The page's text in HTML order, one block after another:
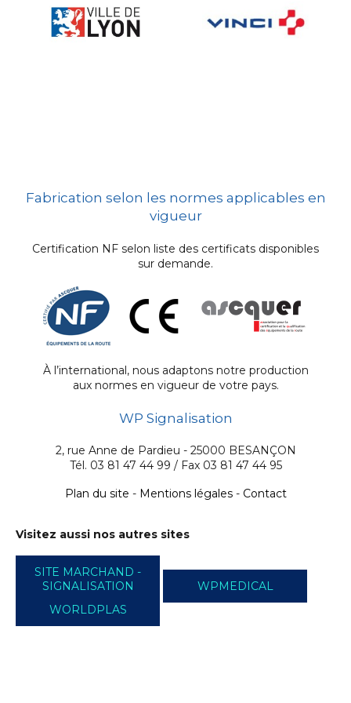
Fabrication selon les normes applicables en
vigueur
Certification NF selon liste des certificats disponibles
sur demande.
À l’international, nous adaptons notre production
aux normes en vigueur de votre pays.
WP Signalisation
2, rue Anne de Pardieu - 25000 BESANÇON
Tél. 03 81 47 44 99 / Fax 03 81 47 44 95
Plan du site - Mentions légales- Contact
Visitez aussi nos autres sites
SITE MARCHAND -
SIGNALISATION
WPMEDICAL
WORLDPLAS